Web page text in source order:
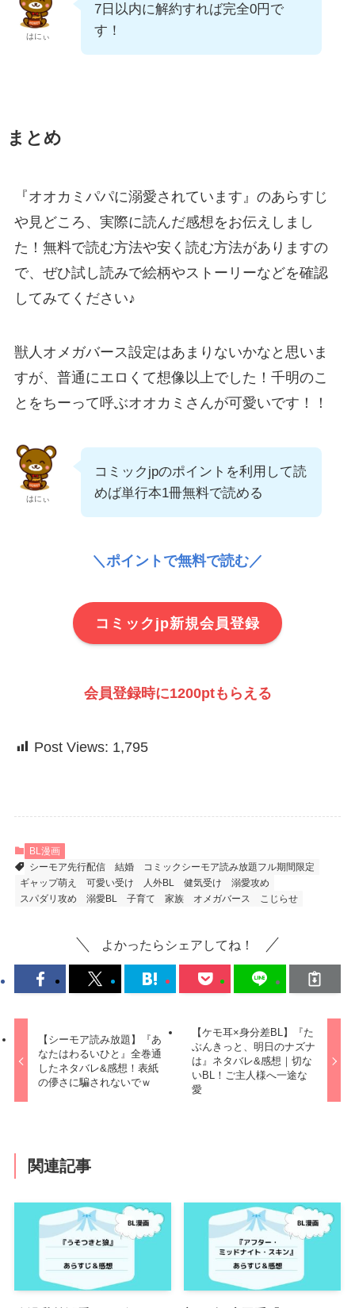
はにぃ
7日以内に解約すれば完全0円で
す！
まとめ
『オオカミパパに溺愛されています』のあらすじ
や見どころ、実際に読んだ感想をお伝えしまし
た！無料で読む方法や安く読む方法がありますの
で、ぜひ試し読みで絵柄やストーリーなどを確認
してみてください♪
獣人オメガバース設定はあまりないかなと思いま
すが、普通にエロくて想像以上でした！千明のこ
とをちーって呼ぶオオカミさんが可愛いです！！
はにぃ
コミックjpのポイントを利用して読
めば単行本1冊無料で読める
＼ポイントで無料で読む／
コミックjp新規会員登録
会員登録時に1200ptもらえる
Post Views: 1,795
BL漫画
シーモア先行配信
結婚
コミックシーモア読み放題フル期間限定
ギャップ萌え
可愛い受け 人外BL 健気受け
溺愛攻め
スパダリ攻め
溺愛BL 子育て 家族 オメガバース こじらせ
よかったらシェアしてね！
【シーモア読み放題】『あ
なたはわるいひと』全巻通
したネタバレ&感想！表紙
の儚さに騙されないでｗ
【ケモ耳×身分差BL】『た
ぶんきっと、明日のナズナ
は』ネタバレ&感想｜切な
いBL！ご主人様へ一途な
愛
関連記事